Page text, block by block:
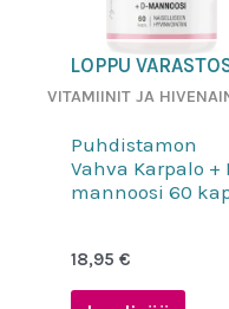
VITAMIINIT JA
LOPPU
Puhdistamon
Vahva Karpalo +
mannoosi 60
18,95€